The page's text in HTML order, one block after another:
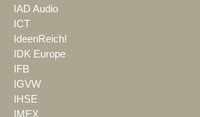
IAD Audio
ICT
IdeenReich!
IDK Europe
IFB
IGVW
IHSE
IMEX